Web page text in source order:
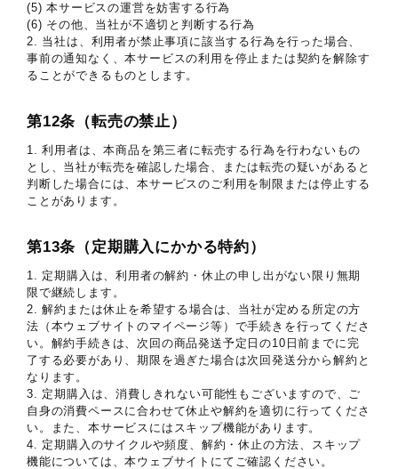
(5) 本サービスの運営を妨害する行為
(6) その他、当社が不適切と判断する行為
2. 当社は、利用者が禁止事項に該当する行為を行った場合、
事前の通知なく、本サービスの利用を停止または契約を解除す
ることができるものとします。
第12条（転売の禁止）
1. 利用者は、本商品を第三者に転売する行為を行わないもの
とし、当社が転売を確認した場合、または転売の疑いがあると
判断した場合には、本サービスのご利用を制限または停止する
ことがあります。
第13条（定期購入にかかる特約）
1. 定期購入は、利用者の解約・休止の申し出がない限り無期
限で継続します。
2. 解約または休止を希望する場合は、当社が定める所定の方
法（本ウェブサイトのマイページ等）で手続きを行ってくださ
い。解約手続きは、次回の商品発送予定日の10日前までに完
了する必要があり、期限を過ぎた場合は次回発送分から解約と
なります。
3. 定期購入は、消費しきれない可能性もございますので、ご
自身の消費ペースに合わせて休止や解約を適切に行ってくださ
い。また、本サービスにはスキップ機能があります。
4. 定期購入のサイクルや頻度、解約・休止の方法、スキップ
機能については、本ウェブサイトにてご確認ください。